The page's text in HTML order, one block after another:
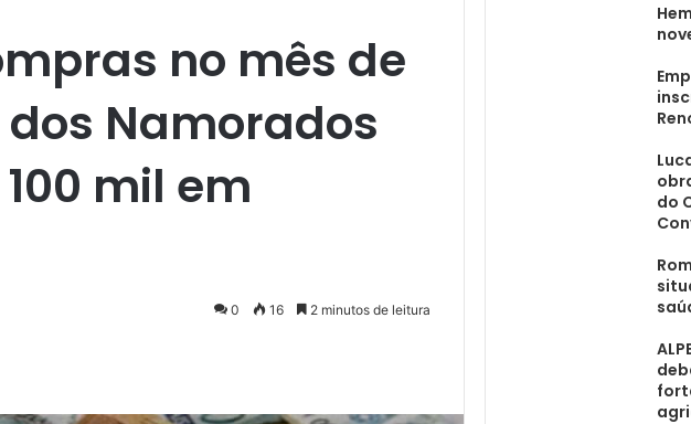
no mês de
Namorados
mil em
0 16 2 minutos de leitura
do